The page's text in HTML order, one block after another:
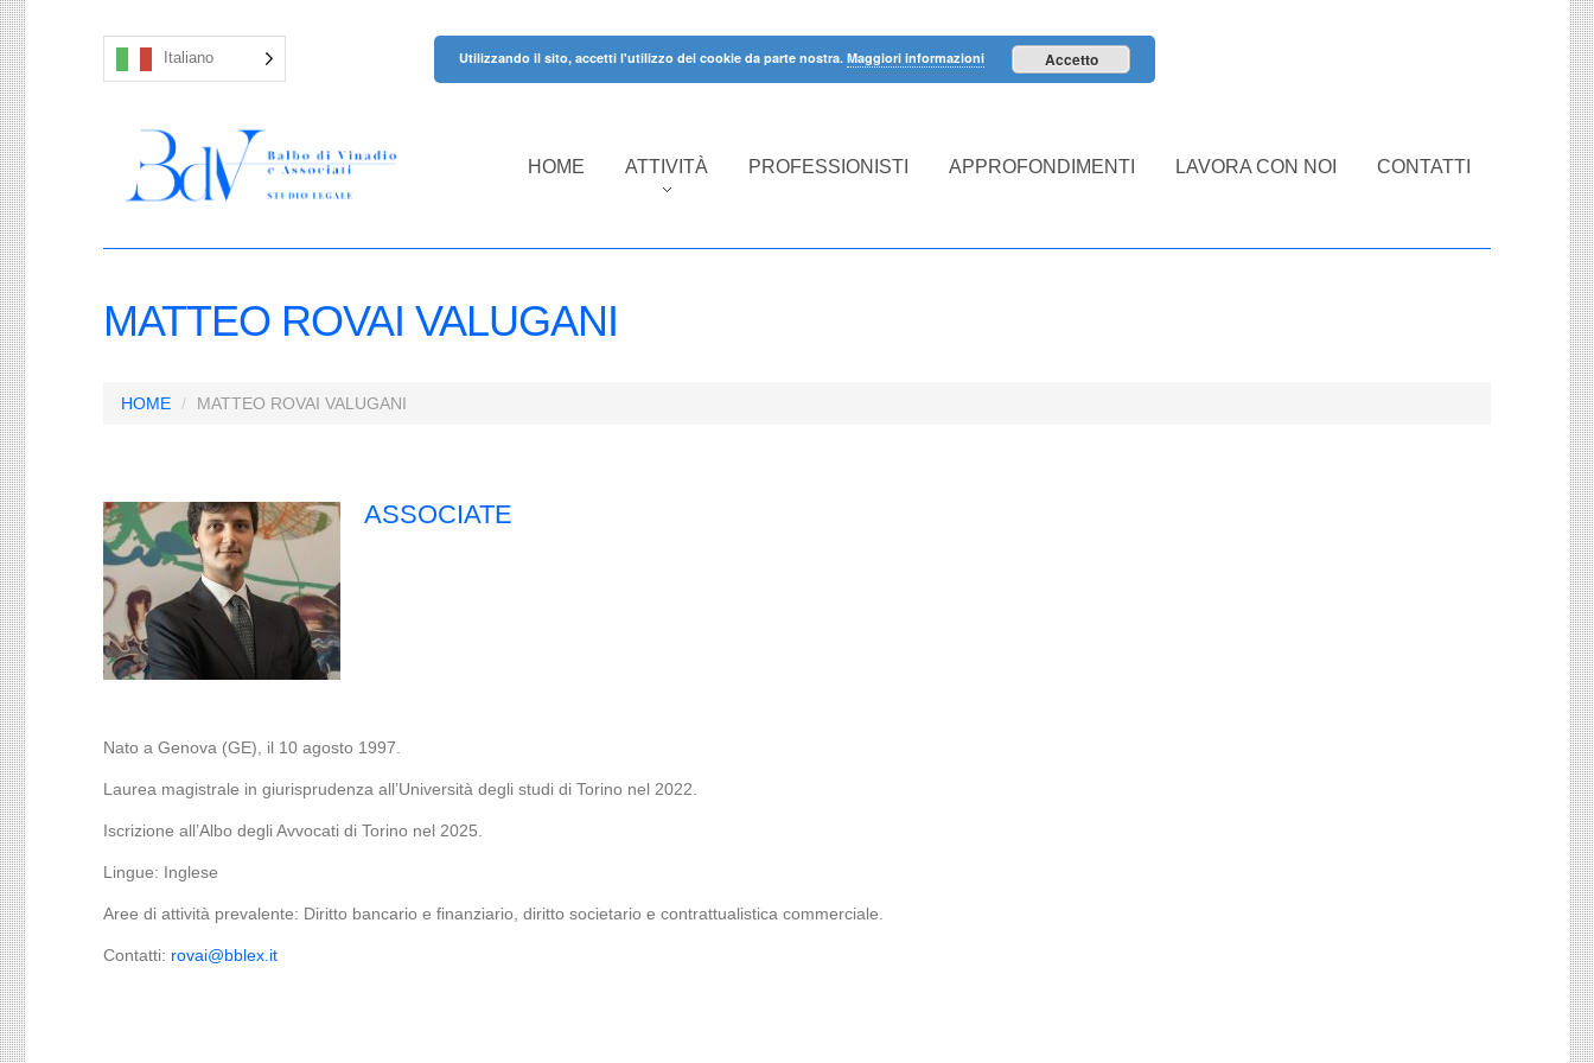
Italiano
HOME ATTIVITÀ PROFESSIONISTI APPROFONDIMENTI LAVORA CON NOI CONTATTI
MATTEO ROVAI VALUGANI
HOME MATTEO ROVAI VALUGANI
ASSOCIATE
Nato a Genova (GE), il 10 agosto 1997.
Laurea magistrale in giurisprudenza all’Università degli studi di Torino nel 2022.
Iscrizione all’Albo degli Avvocati di Torino nel 2025.
Lingue: Inglese
Aree di attività prevalente: Diritto bancario e finanziario, diritto societario e contrattualistica commerciale.
Contatti: rovai@bblex.it
Utilizzando il sito, accetti l'utilizzo dei cookie da parte nostra. Maggiori informazioni Accetto